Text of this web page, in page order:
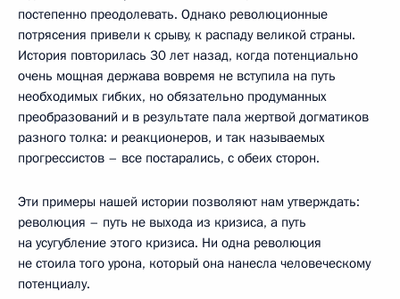
постепенно преодолевать. Однако революционные
потрясения привели к срыву, к распаду великой страны.
История повторилась 30 лет назад, когда потенциально
очень мощная держава вовремя не вступила на путь
необходимых гибких, но обязательно продуманных
преобразований и в результате пала жертвой догматиков
разного толка: и реакционеров, и так называемых
прогрессистов – все постарались, с обеих сторон.
Эти примеры нашей истории позволяют нам утверждать:
революция – путь не выхода из кризиса, а путь
на усугубление этого кризиса. Ни одна революция
не стоила того урона, который она нанесла человеческому
потенциалу.